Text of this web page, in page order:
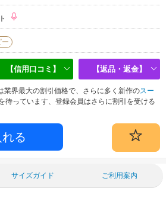
ー
【信用口コミ】 【返品・返金】
業界最大の割引価格で、さらに多く新作のスー
待っています、登録会員はさらに割引を受ける
サイズガイド ご利用案内